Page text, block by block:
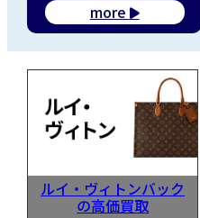
more
ルイ・ヴィトンバック
の高価買取